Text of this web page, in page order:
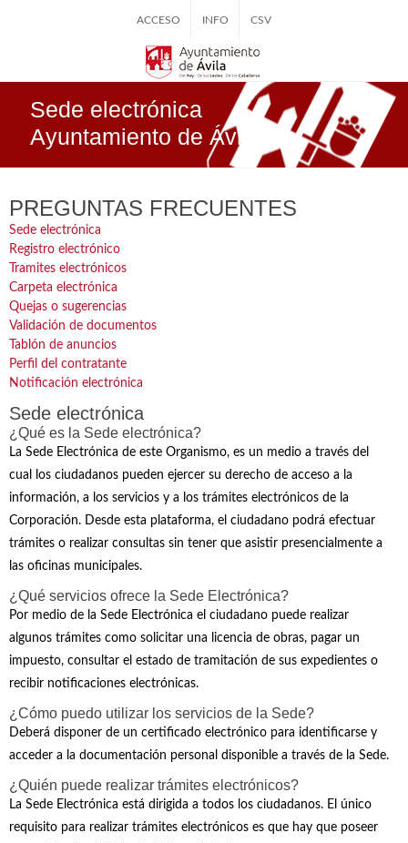
ACCESO INFO CSV
Sede electrónica
Ayuntamiento de Ávila
PREGUNTAS FRECUENTES
Sede electrónica
Registro electrónico
Tramites electrónicos
Carpeta electrónica
Quejas o sugerencias
Validación de documentos
Tablón de anuncios
Perfil del contratante
Notificación electrónica
Sede electrónica
¿Qué es la Sede electrónica?
La Sede Electrónica de este Organismo, es un medio a través del
cual los ciudadanos pueden ejercer su derecho de acceso a la
información, a los servicios y a los trámites electrónicos de la
Corporación. Desde esta plataforma, el ciudadano podrá efectuar
trámites o realizar consultas sin tener que asistir presencialmente a
las oficinas municipales.
¿Qué servicios ofrece la Sede Electrónica?
Por medio de la Sede Electrónica el ciudadano puede realizar
algunos trámites como solicitar una licencia de obras, pagar un
impuesto, consultar el estado de tramitación de sus expedientes o
recibir notificaciones electrónicas.
¿Cómo puedo utilizar los servicios de la Sede?
Deberá disponer de un certificado electrónico para identificarse y
acceder a la documentación personal disponible a través de la Sede.
¿Quién puede realizar trámites electrónicos?
La Sede Electrónica está dirigida a todos los ciudadanos. El único
requisito para realizar trámites electrónicos es que hay que poseer